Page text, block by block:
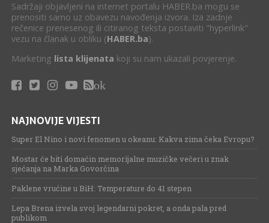
Sadržaji objavljeni na internet portalu HABER.ba mogu se
prenositi samo uz obavezu navođenja izvora. Iza zadnje
rečenice prenesenog ili citiranog teksta postaviti "hyperlink"
vezu na članak u obliku (HABER.ba).
Marketing lista klijenata koji su nam ukazali povjerenje.
ok
NAJNOVIJE VIJESTI
Super El Nino i novi fenomen u okeanu: Kakva zima čeka Evropu?
Mostar će biti domaćin memorijalne muzičke večeri u znak
sjećanja na Marka Govorčina
Paklene vrućine u BiH: Temperature do 41 stepen
Lepa Brena izvela svoj legendarni pokret, a onda pala pred
publikom